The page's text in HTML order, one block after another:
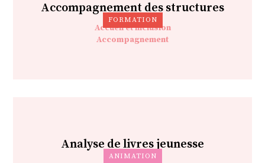
FORMATION
Accompagnement des structures
Accueil et inclusion
Accompagnement
ANIMATION
Analyse de livres jeunesse